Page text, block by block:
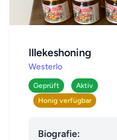
Illekeshoning
Westerlo
Geprüft
Aktiv
Honig verfügbar
Biografie: